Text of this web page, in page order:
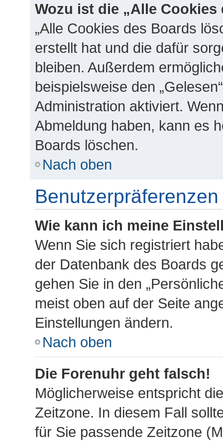
Wozu ist die „Alle
„Alle Cookies des Boards
erstellt hat und die dafür
bleiben. Außerdem
beispielsweise den
Administration aktiviert.
Abmeldung haben, kann es
Boards löschen.
Nach oben
Wie kann ich meine
Wenn Sie sich registriert
der Datenbank des Boards
gehen Sie in den
meist oben auf der Seite
Einstellungen ändern.
Nach oben
Die Forenuhr geht falsch!
Möglicherweise entspricht
Zeitzone. In diesem Fall
für Sie passende Zeitzone